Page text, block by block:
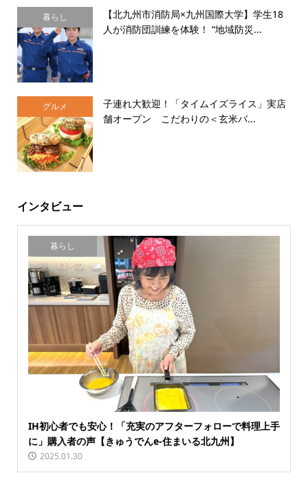
暮らし
【北九州市消防局×九州国際大学】学生18
人が消防団訓練を体験！ “地域防災...
グルメ
子連れ大歓迎！「タイムイズライス」実店
舗オープン こだわりの＜玄米バ...
インタビュー
暮らし
IH初心者でも安心！「充実のアフターフォローで料理上手
に」購入者の声【きゅうでんe-住まいる北九州】
2025.01.30